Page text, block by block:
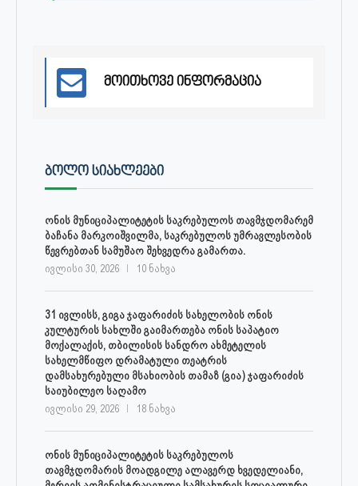
მოითხოვე ინფორმაცია
ᲑᲝᲚᲝ ᲡᲘᲐᲮᲚᲔᲔᲑᲘ
ონის მუნიციპალიტეტის საკრებულოს თავმჯდომარემ
ბაჩანა მარკოიშვილმა, საკრებულოს უმრავლესობის
წევრებთან სამუშაო შეხვედრა გამართა.
ივლისი 30, 2026 10 ნახვა
31 ივლისს, გიგა ჯაფარიძის სახელობის ონის
კულტურის სახლში გაიმართება ონის საპატიო
მოქალაქის, თბილისის სანდრო ახმეტელის
სახელმწიფო დრამატული თეატრის
დამსახურებული მსახიობის თამაზ (გია) ჯაფარიძის
საიუბილეო საღამო
ივლისი 29, 2026 18 ნახვა
ონის მუნიციპალიტეტის საკრებულოს
თავმჯდომარის მოადგილე ალავერდ ხვედელიანი,